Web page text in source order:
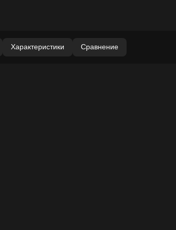
Характеристики Сравнение